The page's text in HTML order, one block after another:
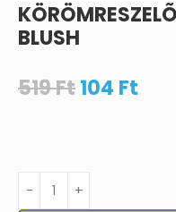
BLUSH
519Ft104 Ft